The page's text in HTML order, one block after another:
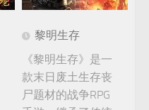
黎明生存
《黎明生存》是一
款末日废土生存丧
尸题材的战争RPG